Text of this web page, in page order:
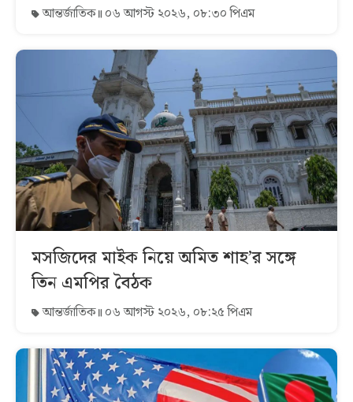
আন্তর্জাতিক ০৬ আগস্ট ২০২৬, ০৮:৩০ পিএম
মসজিদের মাইক নিয়ে অমিত শাহ’র সঙ্গে
তিন এমপির বৈঠক
আন্তর্জাতিক ০৬ আগস্ট ২০২৬, ০৮:২৫ পিএম